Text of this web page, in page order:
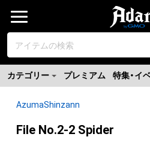
カテゴリー プレミアム 特集・イ
AzumaShinzann
File No.2-2 Spider